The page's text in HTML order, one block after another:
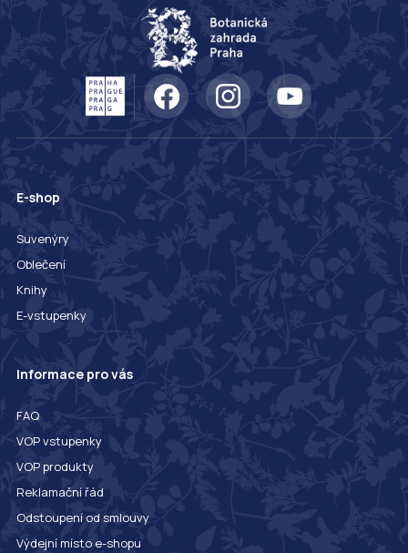
E-shop
Suvenýry
Oblečení
Knihy
E-vstupenky
Informace pro vás
FAQ
VOP vstupenky
VOP produkty
Reklamační řád
Odstoupení od smlouvy
Výdejní místo e-shopu